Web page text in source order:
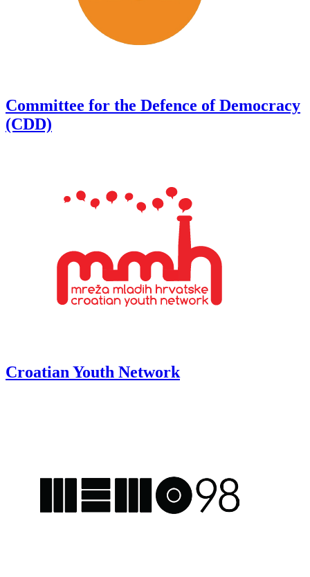
Committee for the Defence of Democracy
(CDD)
Croatian Youth Network